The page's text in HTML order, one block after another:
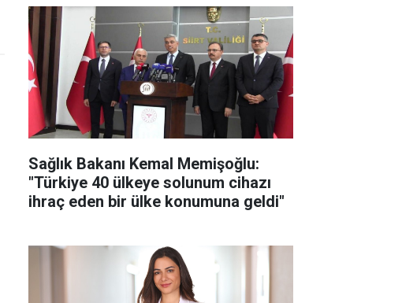
Sağlık Bakanı Kemal Memişoğlu:
"Türkiye 40 ülkeye solunum cihazı
ihraç eden bir ülke konumuna geldi"